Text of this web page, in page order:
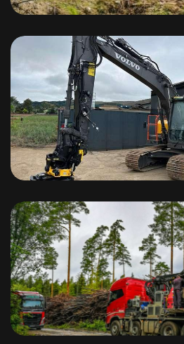
Knapen K100
Võsa eemaldamine –